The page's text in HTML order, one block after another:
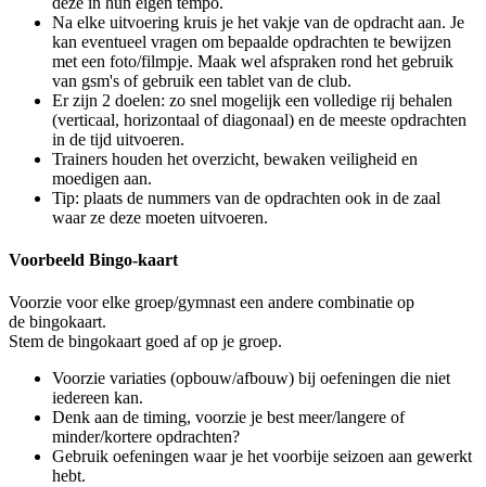
Na elke uitvoering kruis je het vakje van de opdracht aan. Je
kan eventueel vragen om bepaalde opdrachten te bewijzen
met een foto/filmpje. Maak wel afspraken rond het gebruik
van gsm's of gebruik een tablet van de club.
Er zijn 2 doelen: zo snel mogelijk een volledige rij behalen
(verticaal, horizontaal of diagonaal) en de meeste opdrachten
in de tijd uitvoeren.
Trainers houden het overzicht, bewaken veiligheid en
moedigen aan.
Tip: plaats de nummers van de opdrachten ook in de zaal
waar ze deze moeten uitvoeren.
Voorbeeld Bingo-kaart
Voorzie voor elke groep/gymnast een andere combinatie op
de bingokaart.
Stem de bingokaart goed af op je groep.
Voorzie variaties (opbouw/afbouw) bij oefeningen die niet
iedereen kan.
Denk aan de timing, voorzie je best meer/langere of
minder/kortere opdrachten?
Gebruik oefeningen waar je het voorbije seizoen aan gewerkt
hebt.